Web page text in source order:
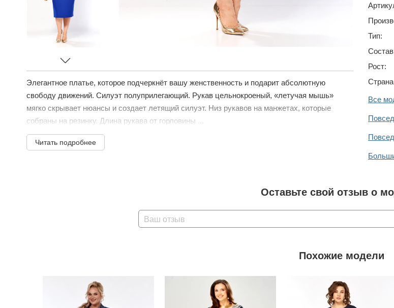
Элегантное платье, которое подчеркнёт вашу женственность и подарит абсолютную
свободу движений. Силуэт полуприлегающий. Рукав цельнокроеный, «летучая мышь»
мягко скрывает нюансы и создает летящий силуэт. Низ рукавов на манжетах, которые
собраны на резинку. Длина рукава от горловины ...
Читать подробнее
Тип:
Рост:
Все
Оставьте свой отзыв о
Ваш отзыв
Похожие модели